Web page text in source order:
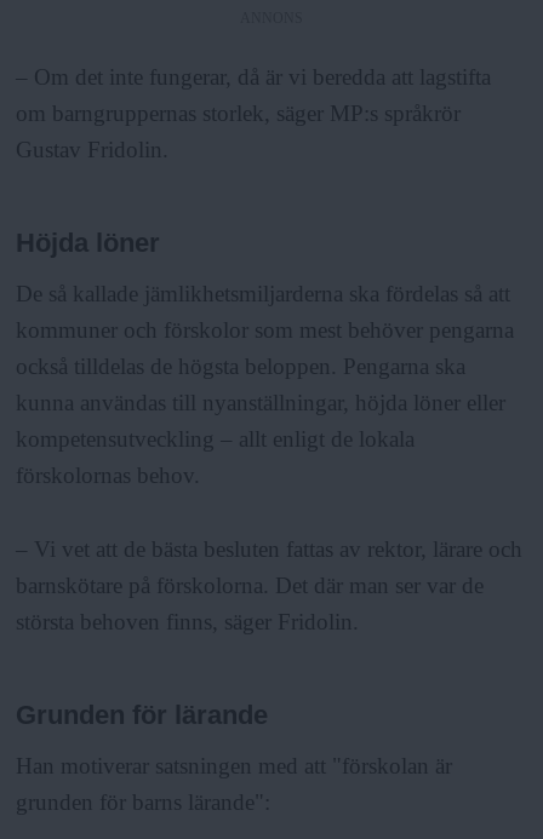
a
– Om det inte fungerar, då är vi beredda att lagstifta
om barngruppernas storlek, säger MP:s språkrör
Gustav Fridolin.
Höjda löner
De så kallade jämlikhetsmiljarderna ska fördelas så att
kommuner och förskolor som mest behöver pengarna
också tilldelas de högsta beloppen. Pengarna ska
kunna användas till nyanställningar, höjda löner eller
kompetensutveckling – allt enligt de lokala
förskolornas behov.
– Vi vet att de bästa besluten fattas av rektor, lärare och
barnskötare på förskolorna. Det där man ser var de
största behoven finns, säger Fridolin.
Grunden för lärande
Han motiverar satsningen med att "förskolan är
grunden för barns lärande":